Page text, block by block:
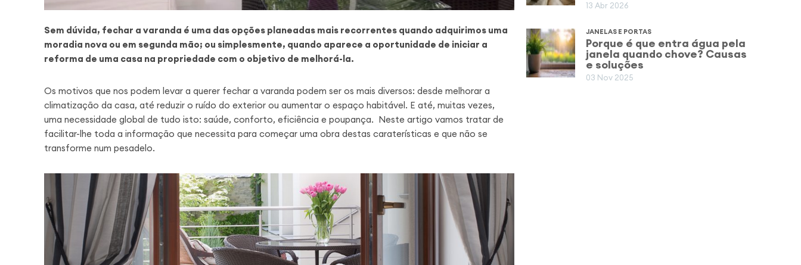
Sem dúvida, fechar a varanda é uma das opções planeadas mais recorrentes quando adquirimos uma
moradia nova ou em segunda mão; ou simplesmente, quando aparece a oportunidade de iniciar a
reforma de uma casa na propriedade com o objetivo de melhorá-la.
Os motivos que nos podem levar a querer fechar a varanda podem ser os mais diversos: desde melhorar a
climatização da casa, até reduzir o ruído do exterior ou aumentar o espaço habitável. E até, muitas vezes,
uma necessidade global de tudo isto: saúde, conforto, eficiência e poupança. Neste artigo vamos tratar de
facilitar-lhe toda a informação que necessita para começar uma obra destas caraterísticas e que não se
transforme num pesadelo.
13 Abr 2026
JANELAS E PORTAS
Porque é que entra água pela
janela quando chove? Causas
e soluções
03 Nov 2025